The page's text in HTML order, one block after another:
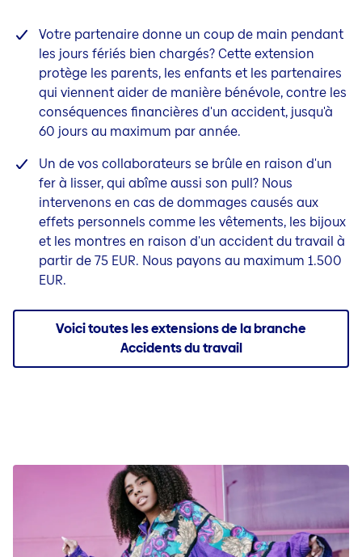
Votre partenaire donne un coup de main pendant
les jours fériés bien chargés? Cette extension
protège les parents, les enfants et les partenaires
qui viennent aider de manière bénévole, contre les
conséquences financières d'un accident, jusqu'à
60 jours au maximum par année.
Un de vos collaborateurs se brûle en raison d'un
fer à lisser, qui abîme aussi son pull? Nous
intervenons en cas de dommages causés aux
effets personnels comme les vêtements, les bijoux
et les montres en raison d'un accident du travail à
partir de 75 EUR. Nous payons au maximum 1.500
EUR.
Voici toutes les extensions de la branche
Accidents du travail